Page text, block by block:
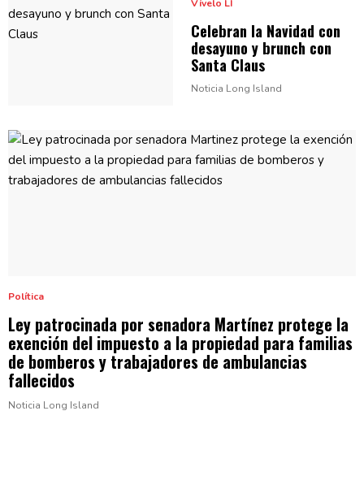
Vívelo LI
Celebran la Navidad con
desayuno y brunch con
Santa Claus
Noticia Long Island
Política
Ley patrocinada por senadora Martínez protege la
exención del impuesto a la propiedad para familias
de bomberos y trabajadores de ambulancias
fallecidos
Noticia Long Island